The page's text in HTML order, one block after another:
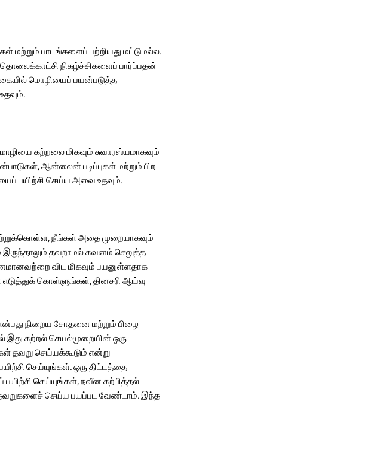
மற்றும் பாடங்களைப் பற்றியது மட்டுமல்ல.
நிகழ்ச்சிகளைப் பார்ப்பதன்
மொழியைப் பயன்படுத்த
கற்றலை மிகவும் சுவாரஸ்யமாகவும்
ஆன்லைன் படிப்புகள் மற்றும் பிற
பயிற்சி செய்ய அவை உதவும்.
நீங்கள் அதை முறையாகவும்
தவறாமல் கவனம் செலுத்த
விட மிகவும் பயனுள்ளதாக
கொள்ளுங்கள், தினசரி ஆய்வு
நிறைய சோதனை மற்றும் பிழை
இது கற்றல் செயல்முறையின் ஒரு
தவறு செய்யக்கூடும் என்று
செய்யுங்கள். ஒரு திட்டத்தை
பயிற்சி செய்யுங்கள், நவீன கற்பித்தல்
செய்ய பயப்பட வேண்டாம். இந்த